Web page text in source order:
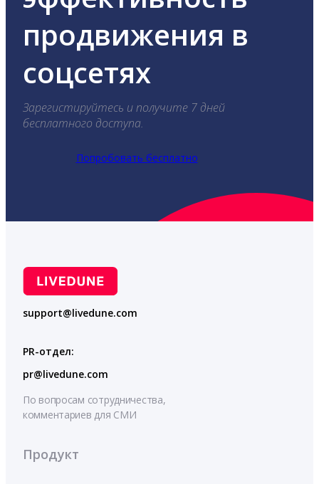
продвижения в
соцсетях
Зарегистируйтесь и получите 7 дней
бесплатного доступа.
Попробовать бесплатно
support@livedune.com
PR-отдел:
pr@livedune.com
По вопросам сотрудничества,
комментариев для СМИ
Продукт